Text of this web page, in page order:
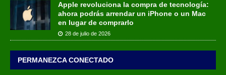
Apple revoluciona la compra de tecnología:
ahora podrás arrendar un iPhone o un Mac
en lugar de comprarlo
28 de julio de 2026
PERMANEZCA CONECTADO